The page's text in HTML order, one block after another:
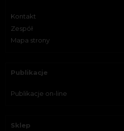
Kontakt
Zespół
Mapa strony
Publikacje
Publikacje on-line
Sklep